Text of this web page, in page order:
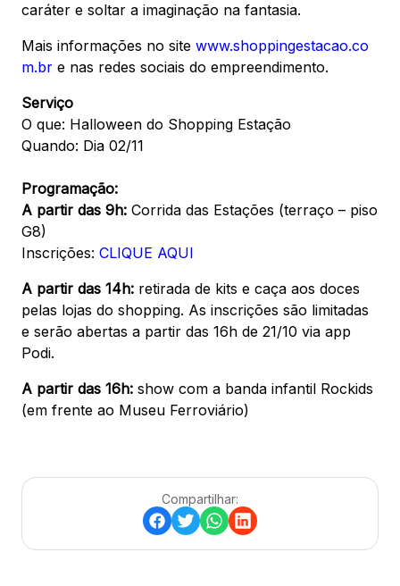
caráter e soltar a imaginação na fantasia.
Mais informações no site www.shoppingestacao.co
m.br e nas redes sociais do empreendimento.
Serviço
O que: Halloween do Shopping Estação
Quando: Dia 02/11
Programação:
A partir das 9h: Corrida das Estações (terraço – piso
G8)
Inscrições: CLIQUE AQUI
A partir das 14h: retirada de kits e caça aos doces
pelas lojas do shopping. As inscrições são limitadas
e serão abertas a partir das 16h de 21/10 via app
Podi.
A partir das 16h: show com a banda infantil Rockids
(em frente ao Museu Ferroviário)
Compartilhar: